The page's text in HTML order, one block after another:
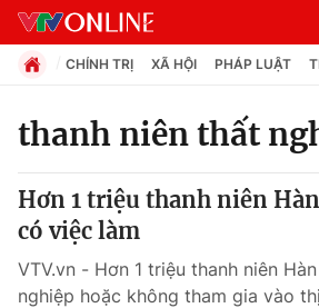
Chuyên mục
Chính trị
Xã hội
CHÍNH TRỊ XÃ HỘI PHÁP LUẬT
thanh niên thất
Hơn 1 triệu thanh niên
có việc làm
VTV.vn - Hơn 1 triệu thanh niên
nghiệp hoặc không tham gia vào